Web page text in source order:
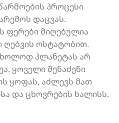
პროცესი
დაცვას.
ფერები მიღებულია
ღებვის ოსტატობით.
პლანეტას არ
ყოველი შენაძენი
ყოფას, აძლევს მათ
და ცხოვრების ხალისს.